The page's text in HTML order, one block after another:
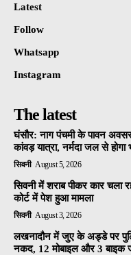
Latest
Follow
Whatsapp
Instagram
The latest
घंसौर: नाग पंचमी के पावन
कांवड़ यात्रा, नर्मदा जल से
सिवनी August 5, 2026
सिवनी में शराब पीकर कार चला
कोर्ट में पेश हुआ मामला
सिवनी August 3, 2026
लखनादौन में जुए के अड्डे पर
नकद, 12 मोबाइल और 3 बाइक